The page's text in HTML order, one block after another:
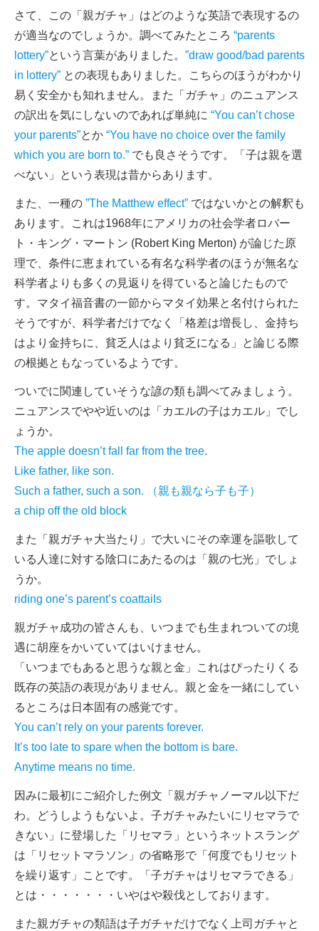
さて、この「親ガチャ」はどのような英語で表現するの
が適当なのでしょうか。調べてみたところ “parents
lottery”という言葉がありました。 ”draw good/bad parents
in lottery” との表現もありました。こちらのほうがわかり
易く安全かも知れません。また「ガチャ」のニュアンス
の訳出を気にしないのであれば単純に “You can’t chose
your parents”とか “You have no choice over the family
which you are born to.” でも良さそうです。「子は親を選
べない」という表現は昔からあります。
また、一種の ”The Matthew effect” ではないかとの解釈も
あります。これは1968年にアメリカの社会学者ロバー
ト・キング・マートン (Robert King Merton) が論じた原
理で、条件に恵まれている有名な科学者のほうが無名な
科学者よりも多くの見返りを得ていると論じたもので
す。マタイ福音書の一節からマタイ効果と名付けられた
そうですが、科学者だけでなく「格差は増長し、金持ち
はより金持ちに、貧乏人はより貧乏になる」と論じる際
の根拠ともなっているようです。
ついでに関連していそうな諺の類も調べてみましょう。
ニュアンスでやや近いのは「カエルの子はカエル」でし
ょうか。
The apple doesn’t fall far from the tree.
Like father, like son.
Such a father, such a son. （親も親なら子も子）
a chip off the old block
また「親ガチャ大当たり」で大いにその幸運を謳歌して
いる人達に対する陰口にあたるのは「親の七光」でしょ
うか。
riding one’s parent’s coattails
親ガチャ成功の皆さんも、いつまでも生まれついての境
遇に胡座をかいていてはいけません。
「いつまでもあると思うな親と金」これはぴったりくる
既存の英語の表現がありません。親と金を一緒にしてい
るところは日本固有の感覚です。
You can’t rely on your parents forever.
It’s too late to spare when the bottom is bare.
Anytime means no time.
因みに最初にご紹介した例文「親ガチャノーマル以下だ
わ。どうしようもないよ。子ガチャみたいにリセマラで
きない」に登場した「リセマラ」というネットスラング
は「リセットマラソン」の省略形で「何度でもリセット
を繰り返す」ことです。「子ガチャはリセマラできる」
とは・・・・・・・いやはや殺伐としております。
また親ガチャの類語は子ガチャだけでなく上司ガチャと